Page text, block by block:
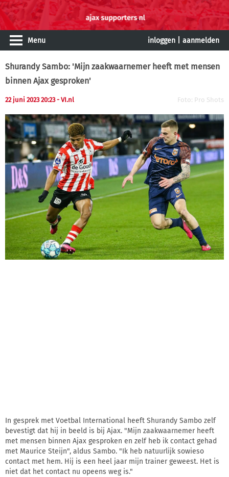
Menu inloggen aanmelden
Shurandy Sambo: 'Mijn zaakwaarnemer heeft met mensen
binnen Ajax gesproken'
22 juni 2023 20:23- VI.nl Foto: Pro Shots
In gesprek met Voetbal International heeft Shurandy Sambo zelf
bevestigt dat hij in beeld is bij Ajax. "Mijn zaakwaarnemer heeft
met mensen binnen Ajax gesproken en zelf heb ik contact gehad
met Maurice Steijn", aldus Sambo. "Ik heb natuurlijk sowieso
contact met hem. Hij is een heel jaar mijn trainer geweest. Het is
niet dat het contact nu opeens weg is."